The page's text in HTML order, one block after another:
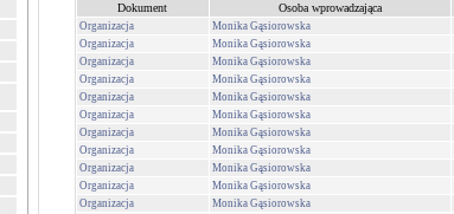
Dokument Osoba wprowadzająca
Organizacja Monika Gąsiorowska
Organizacja
Monika Gąsiorowska
Organizacja
Monika Gąsiorowska
Organizacja
Monika Gąsiorowska
Organizacja
Monika Gąsiorowska
Organizacja
Monika Gąsiorowska
Organizacja
Monika Gąsiorowska
Organizacja
Monika Gąsiorowska
Organizacja
Monika Gąsiorowska
Organizacja
Monika Gąsiorowska
Organizacja
Monika Gąsiorowska